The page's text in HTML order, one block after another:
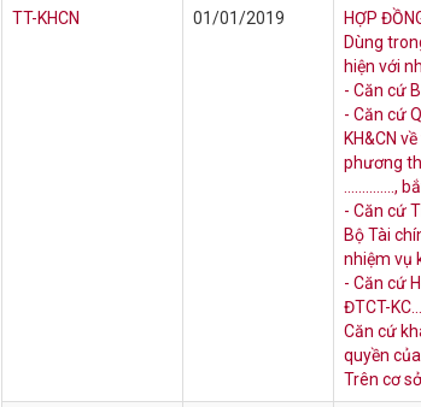
TT-KHCN 01/01/2019
HỢP
Dùng
hiện với
- Căn cứ
- Căn cứ
KH&CN
phương
…………..,
- Căn cứ
Bộ Tài
nhiệm vụ
- Căn cứ
ĐTCT-
Căn cứ
quyền
Trên cơ